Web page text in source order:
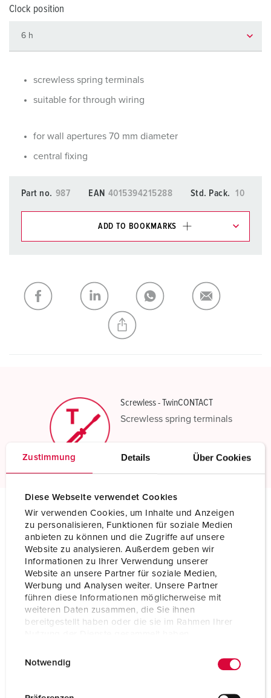
Zustimmung Details Über Cookies
Diese Webseite verwendet Cookies
Wir verwenden Cookies, um Inhalte und Anzeigen
zu personalisieren, Funktionen für soziale Medien
anbieten zu können und die Zugriffe auf unsere
Website zu analysieren. Außerdem geben wir
Informationen zu Ihrer Verwendung unserer
Website an unsere Partner für soziale Medien,
Werbung und Analysen weiter. Unsere Partner
führen diese Informationen möglicherweise mit
weiteren Daten zusammen, die Sie ihnen
bereitgestellt haben oder die sie im Rahmen Ihrer
Notwendig
Clock position
screwless spring terminals
suitable for through wiring
for wall apertures 70 mm diameter
central fixing
Part no. 987 EAN 4015394215288 Std. Pack. 10
ADD TO BOOKMARKS
My list ADD
CREATE A NEW LIST
Screwless - TwinCONTACT
Screwless spring terminals
Technical specifications
Panel mounted receptacle RAPIDO with TwinCONTACT 987
Ampere 32 A
Poles 3 p
230 V
Hertz